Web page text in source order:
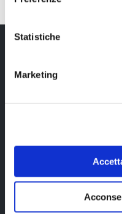
Statistiche
Marketing
Copyright © 2023
05894340966